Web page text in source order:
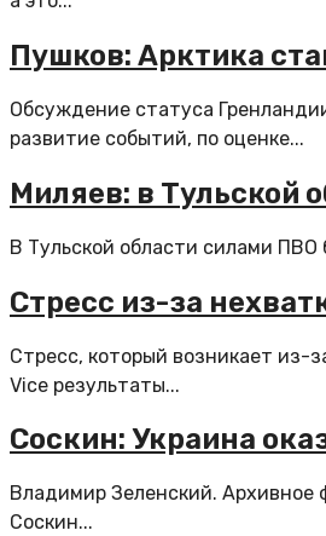
Пушков: Арктика
Обсуждение статуса
развитие событий, по оценке...
Миляев: в Тульской
В Тульской области силами
Стресс из-за
Стресс, который возникает из-
Vice результаты...
Соскин: Украина
Владимир Зеленский. Архивное
Соскин...